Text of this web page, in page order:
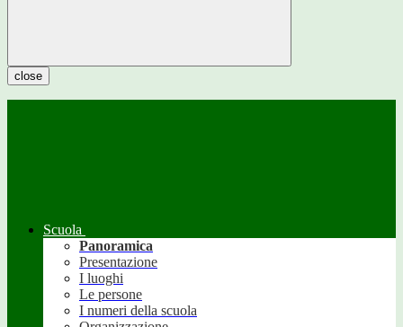
close
Scuola
Panoramica
Presentazione
I luoghi
Le persone
I numeri della scuola